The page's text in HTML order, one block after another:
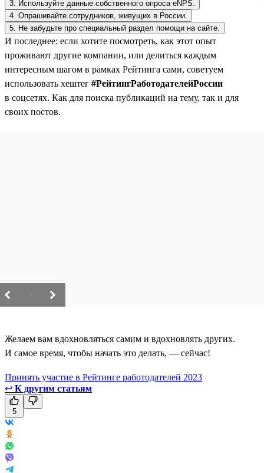
3. Используйте данные собственного опроса eNPS.
4. Опрашивайте сотрудников, живущих в России.
5. Не забудьте про специальный раздел помощи на сайте.
И последнее: если хотите посмотреть, как этот опыт
проживают другие компании, или делиться каждым
интересным шагом в рамках Рейтинга сами, советуем
использовать хештег #РейтингРаботодателейРоссии
в соцсетях. Как для поиска публикаций на тему, так и для
своих постов.
Желаем вам вдохновляться самим и вдохновлять других.
И самое время, чтобы начать это делать, — сейчас!
Принять участие в Рейтинге работодателей 2023
↩ К другим статьям
5